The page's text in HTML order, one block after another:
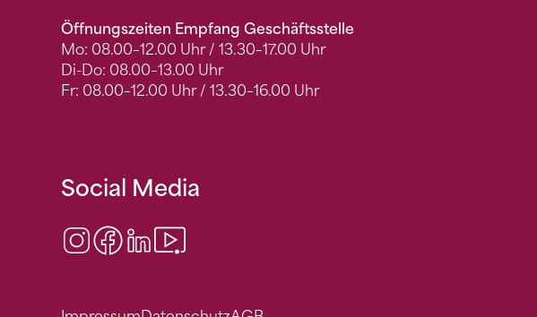
Öffnungszeiten Empfang Geschäftsstelle
Mo: 08.00–12.00 Uhr / 13.30–17.00 Uhr
Di-Do: 08.00–13.00 Uhr
Fr: 08.00–12.00 Uhr / 13.30–16.00 Uhr
Social Media
Instagram
Facebook
LinkedIn